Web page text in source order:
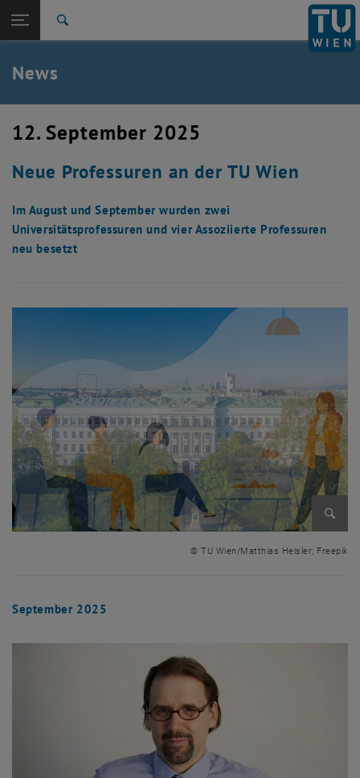
TU Login
Quicklinks
Quicklinks-Menü umschalten
Studium
Zurück: Subseiten von Aktuelles auflisten
Zurück zur letzten Ebene:
Aktuelles
News
News
12. September 2025
Neue Professuren an der TU Wien
Im August und September wurden zwei
Universitätsprofessuren und vier Assoziierte Professuren
neu besetzt
© TU Wien/Matthias Heisler; Freepik
September 2025